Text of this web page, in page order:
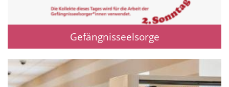
Gefängnisseelsorge